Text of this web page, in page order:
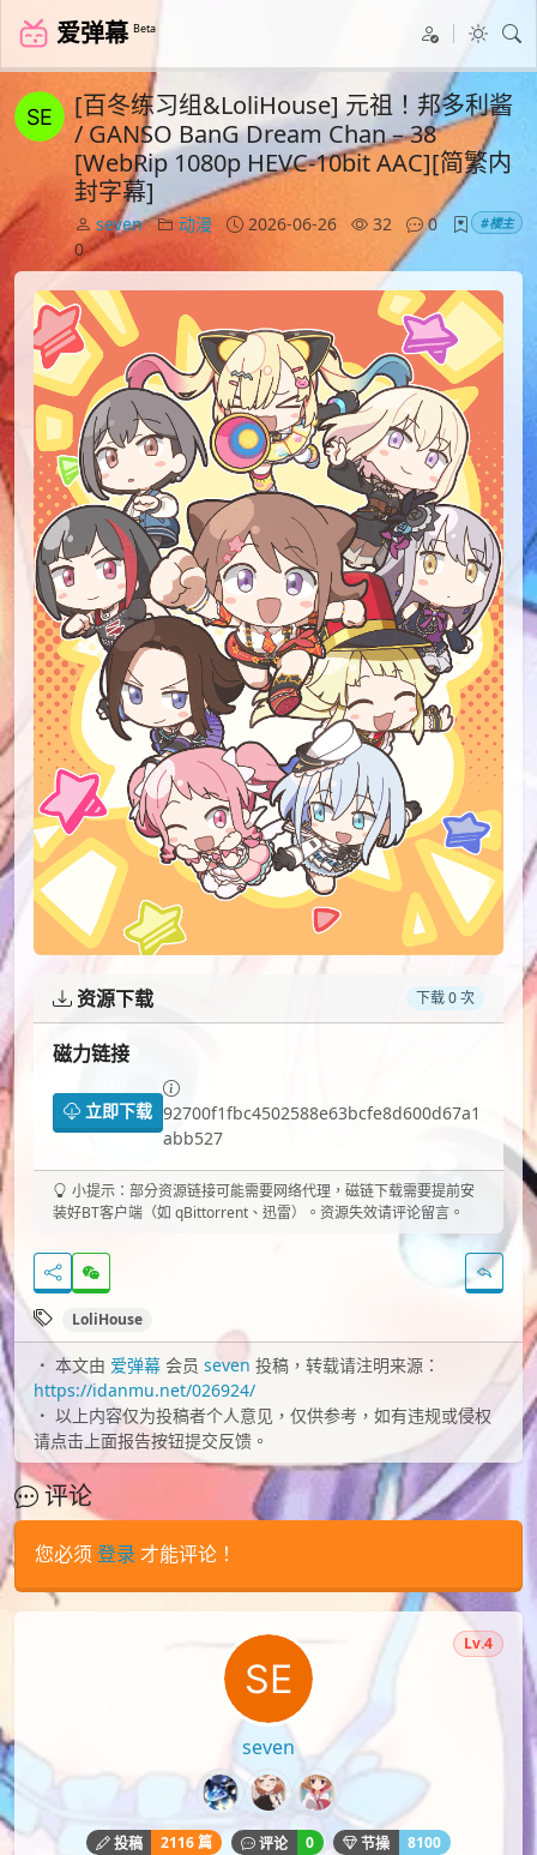
爱弹幕 Beta
[百冬练习组&LoliHouse] 元祖！邦多利酱
/ GANSO BanG Dream Chan – 38
[WebRip 1080p HEVC-10bit AAC][简繁内
封字幕]
seven 动漫 2026-06-26 32
0
0
#楼主
资源下载 下载 0 次
磁力链接
立即下载 92700f1fbc4502588e63bcfe8d600d67a1
abb527
小提示：部分资源链接可能需要网络代理，磁链下载需要提前安
装好BT客户端（如 qBittorrent、迅雷）。资源失效请评论留言。
LoliHouse
本文由 爱弹幕 会员 seven 投稿，转载请注明来源：
https://idanmu.net/026924/
以上内容仅为投稿者个人意见，仅供参考，如有违规或侵权
请点击上面报告按钮提交反馈。
评论
您必须 登录 才能评论！
seven
Lv.4
投稿 2116 篇 评论 0 节操 8100